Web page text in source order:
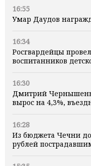
16:55
Умар Даудов
16:34
Росгвардейцы
воспитанников
16:30
Дмитрий
вырос на 4,3%,
16:28
Из бюджета Чечни
рублей